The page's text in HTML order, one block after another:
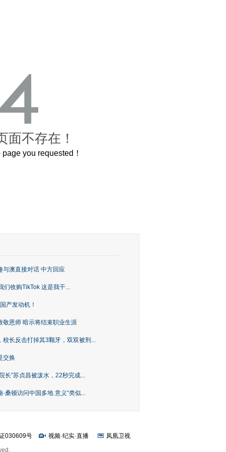
了600岁的紫禁城
面不存在！
you requested！
与澳直接对话 中方回应
们收购TikTok 这是我干...
产发动机！
敬恩师 暗示将结束职业生涯
校长反击打掉其3颗牙，双双被刑...
交换
长”苏贞昌被泼水，22秒完成...
桑顿访问中国多地 意义“类似...
030609号 视频·纪实·直播
凤凰卫视